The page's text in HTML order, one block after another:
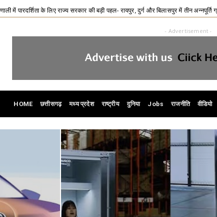
- Advertisement -
HOME छत्तीसगढ़ मध्य प्रदेश राष्ट्रीय दुनिया Jobs राजनीति वीडियो
की बड़ी पहल- रायपुर, दुर्ग और बिलासपुर में तीन अन्नपूर्ति ग्रेन एटीएम का शुभारंभ